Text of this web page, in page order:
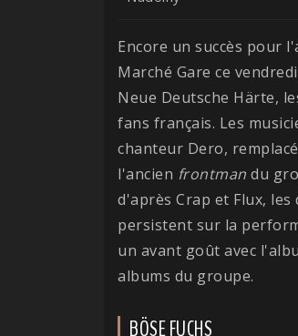
Encore un succès pour
Marché Gare ce
Neue Deutsche Härte,
fans français. Les
chanteur Dero,
l'ancien frontman du
d'après Crap et Flux,
persistent sur la
un avant goût avec
albums du groupe.
BÖSE FUCHS